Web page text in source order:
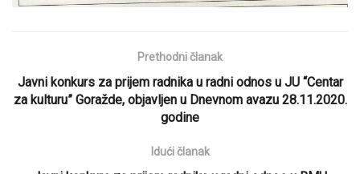
Prethodni članak
Javni konkurs za prijem radnika u radni odnos u JU “Centar
za kulturu” Goražde, objavljen u Dnevnom avazu 28.11.2020.
godine
Idući članak